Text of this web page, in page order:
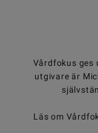
Vårdfokus ges
utgivare är
Läs om